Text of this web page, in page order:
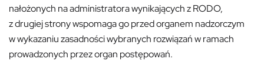
nałożonych na administratora wynikających z RODO,
z drugiej strony wspomaga go przed organem nadzorczym
w wykazaniu zasadności wybranych rozwiązań w ramach
prowadzonych przez organ postępowań.